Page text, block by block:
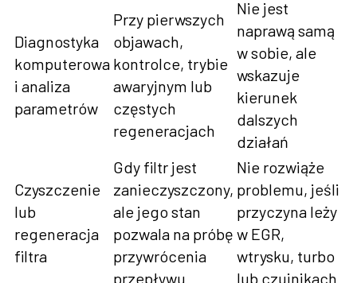
Diagnostyka
komputerowa
i analiza
parametrów
Przy pierwszych
objawach,
kontrolce, trybie
awaryjnym lub
częstych
regeneracjach
Nie jest
naprawą samą
w sobie, ale
wskazuje
kierunek
dalszych
działań
Czyszczenie
lub
regeneracja
filtra
Gdy filtr jest
zanieczyszczony,
ale jego stan
pozwala na próbę
przywrócenia
przepływu
Nie rozwiąże
problemu, jeśli
przyczyna leży
w EGR,
wtrysku, turbo
lub czujnikach